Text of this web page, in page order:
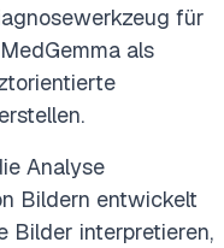
für
als
Analyse
Bildern entwickelt
Bilder interpretieren,